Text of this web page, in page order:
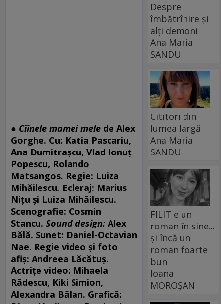
● Cîinele mamei mele de Alex
Gorghe. Cu: Katia Pascariu,
Ana Dumitrașcu, Vlad Ionuț
Popescu, Rolando
Matsangos. Regie: Luiza
Mihăilescu. Ecleraj: Marius
Nițu și Luiza Mihăilescu.
Scenografie: Cosmin
Stancu. Sound design: Alex
Bălă. Sunet: Daniel-Octavian
Nae. Regie video și foto
afiș: Andreea Lăcătuș.
Actrițe video: Mihaela
Rădescu, Kiki Simion,
Alexandra Bălan. Grafică:
Despre
îmbătrînire și
alți demoni
Ana Maria
SANDU
Cititori din
lumea largă
Ana Maria
SANDU
FILIT e un
roman în sine...
și încă un
roman foarte
bun
Ioana
MOROȘAN